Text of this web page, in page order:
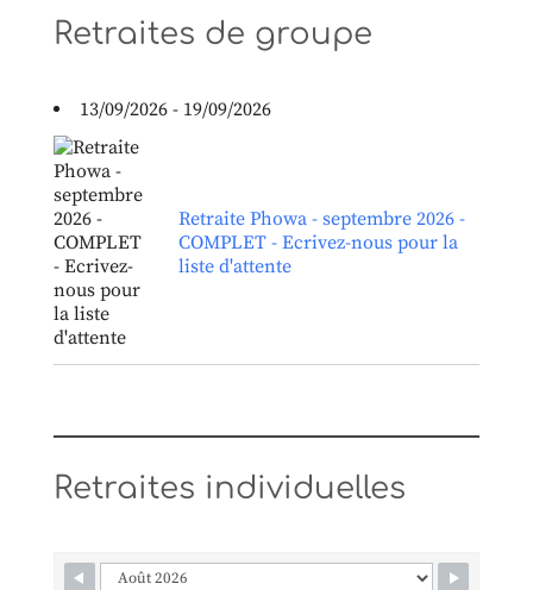
Retraites de groupe
13/09/2026 - 19/09/2026
Retraite Phowa - septembre 2026 -
COMPLET - Ecrivez-nous pour la
liste d'attente
Retraites individuelles